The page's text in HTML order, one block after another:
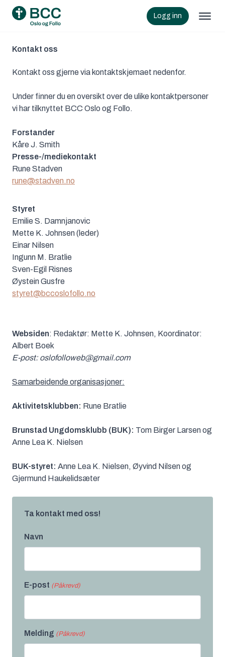
Logg inn
Kontakt oss
Kontakt oss gjerne via kontaktskjemaet nedenfor.
Under finner du en oversikt over de ulike kontaktpersoner
vi har tilknyttet BCC Oslo og Follo.
Forstander
Kåre J. Smith
Presse-/mediekontakt
Rune Stadven
rune@stadven.no
Styret
Emilie S. Damnjanovic
Mette K. Johnsen (leder)
Einar Nilsen
Ingunn M. Bratlie
Sven-Egil Risnes
Øystein Gusfre
styret@bccoslofollo.no
Websiden: Redaktør: Mette K. Johnsen, Koordinator:
Albert Boek
E-post: oslofolloweb@gmail.com
Samarbeidende organisasjoner:
Aktivitetsklubben: Rune Bratlie
Brunstad Ungdomsklubb (BUK): Tom Birger Larsen og
Anne Lea K. Nielsen
BUK-styret: Anne Lea K. Nielsen, Øyvind Nilsen og
Gjermund Haukelidsæter
Ta kontakt med oss!
Navn
E-post (Påkrevd)
Melding (Påkrevd)